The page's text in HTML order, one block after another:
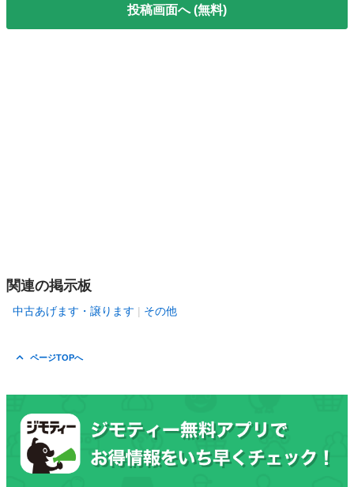
投稿画面へ (無料)
関連の掲示板
中古あげます・譲ります その他
ページTOPへ